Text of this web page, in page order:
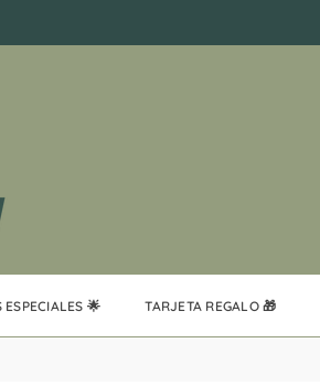
ESPECIALES 🌟 TARJETA REGALO 🎁